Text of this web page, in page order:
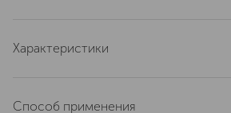
Характеристики
Способ применения